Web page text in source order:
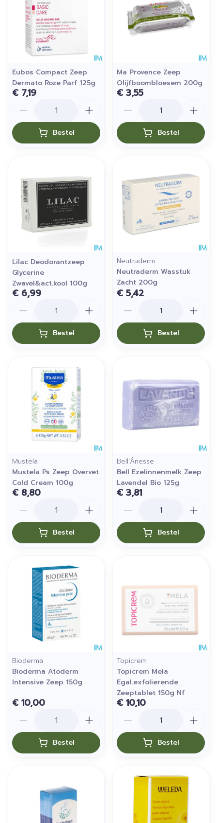
Eubos Compact Zeep
Dermato Roze Parf 125g
€ 7,19
Bestel
Ma Provence Zeep
Olijfboombloesem 200g
€ 3,55
Bestel
Lilac Deodorantzeep
Glycerine
Zwavel&act.kool 100g
€ 6,99
Bestel
Neutraderm
Neutraderm Wasstuk
Zacht 200g
€ 5,42
Bestel
Mustela
Mustela Ps Zeep Overvet
Cold Cream 100g
€ 8,80
Bestel
Bell’Ânesse
Bell Ezelinnenmelk Zeep
Lavendel Bio 125g
€ 3,81
Bestel
Bioderma
Bioderma Atoderm
Intensive Zeep 150g
€ 10,00
Bestel
Topicrem
Topicrem Mela
Egal.exfolierende
Zeeptablet 150g Nf
€ 10,10
Bestel